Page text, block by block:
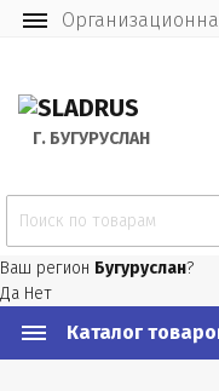
Г. БУГУРУСЛАН
Ваш регион Бугуруслан?
Да Нет
Каталог